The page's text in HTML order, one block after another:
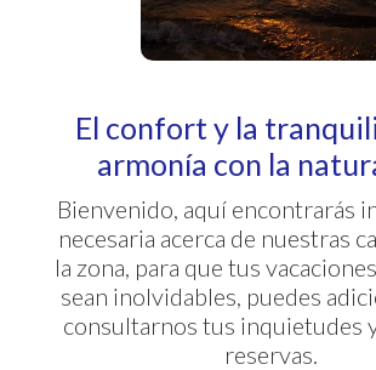
El confort y la
armonía con la
Bienvenido, aquí encontrarás
necesaria acerca de nuestras
la zona, para que tus
sean inolvidables, puedes
consultarnos tus inquietudes
reservas.